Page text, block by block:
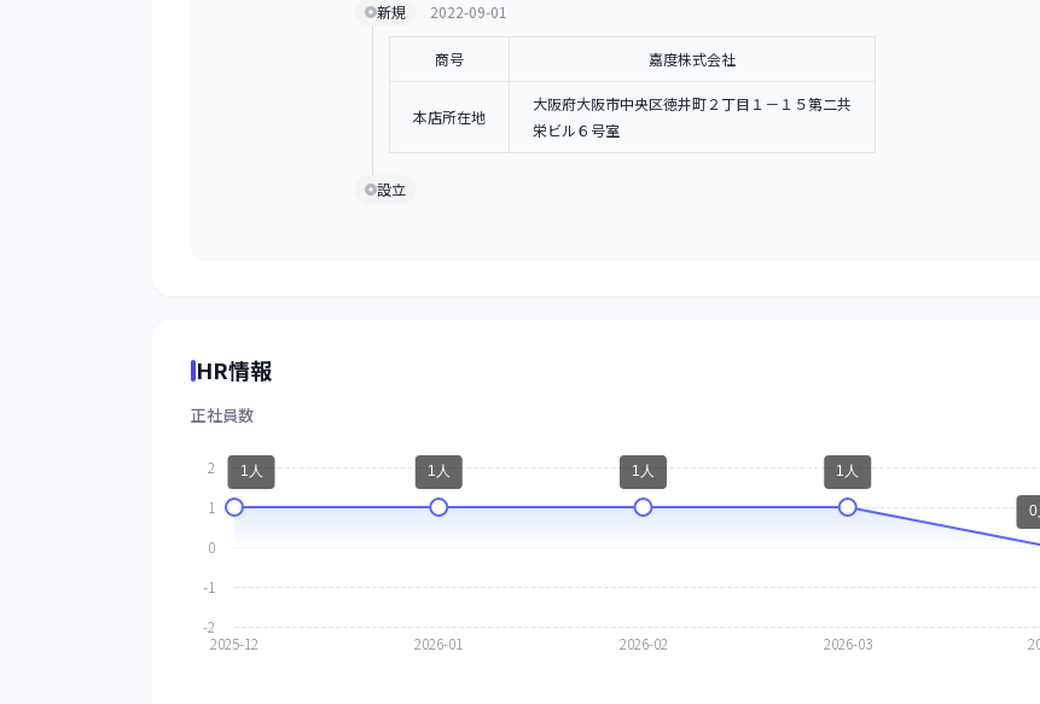
新規 2022-09-01
商号 嘉度株式会社
本店所在地
大阪府大阪市中央区徳井町２丁目１－１５第二共
栄ビル６号室
設立
HR情報
正社員数